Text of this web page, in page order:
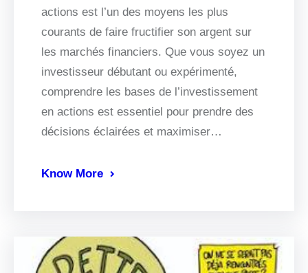
actions est l’un des moyens les plus
courants de faire fructifier son argent sur
les marchés financiers. Que vous soyez un
investisseur débutant ou expérimenté,
comprendre les bases de l’investissement
en actions est essentiel pour prendre des
décisions éclairées et maximiser…
Know More